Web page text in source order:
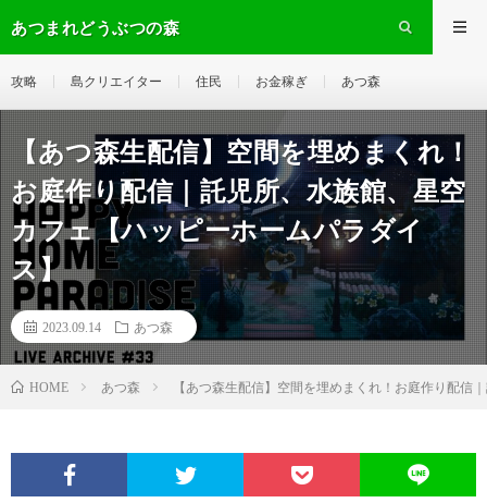
あつまれどうぶつの森
攻略 島クリエイター 住民 お金稼ぎ あつ森
【あつ森生配信】空間を埋めまくれ！
お庭作り配信｜託児所、水族館、星空
カフェ【ハッピーホームパラダイ
ス】
2023.09.14 あつ森
HOME あつ森 【あつ森生配信】空間を埋めまくれ！お庭作り配信